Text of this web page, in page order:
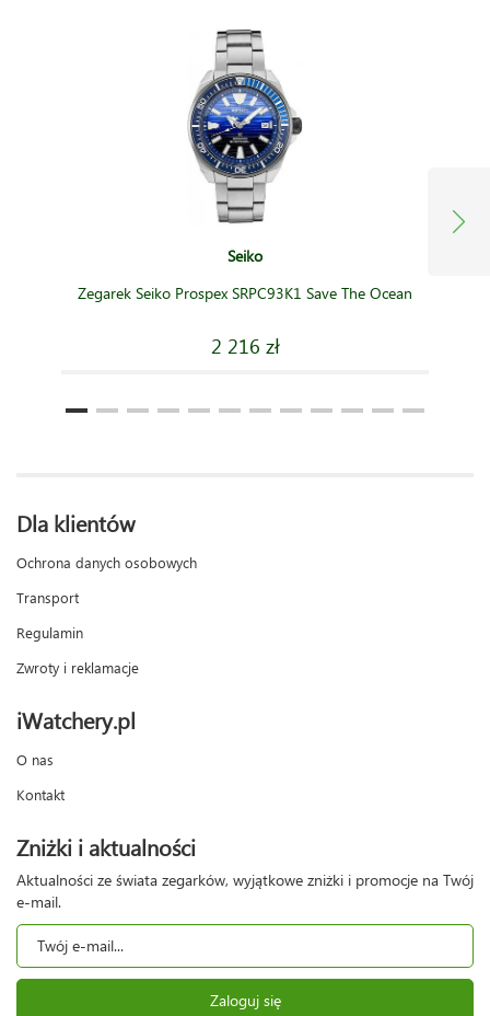
Seiko
Zegarek Seiko Prospex SRPC93K1 Save The Ocean
2 216 zł
Dla klientów
Ochrona danych osobowych
Transport
Regulamin
Zwroty i reklamacje
iWatchery.pl
O nas
Kontakt
Zniżki i aktualności
Aktualności ze świata zegarków, wyjątkowe zniżki i promocje na Twój
e-mail.
Zaloguj się